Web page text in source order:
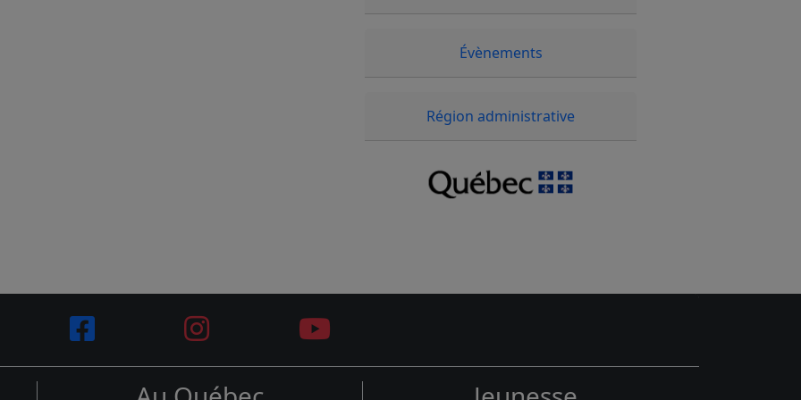
Évènements
Région administrative